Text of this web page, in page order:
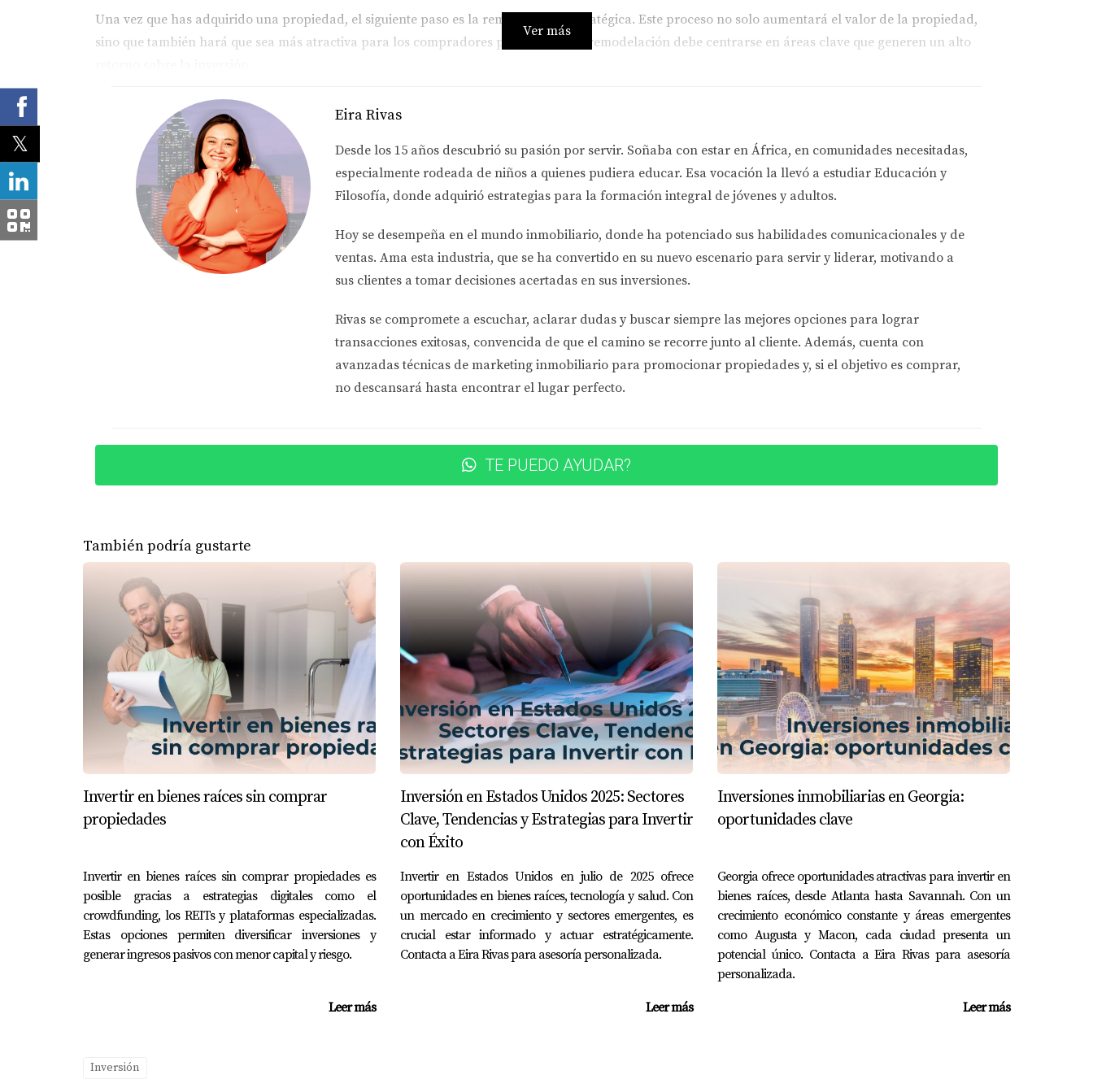
Una vez que has adquirido una propiedad, el siguiente paso es la remodelación estratégica. Este proceso no solo aumentará el valor de la propiedad,
sino que también hará que sea más atractiva para los compradores potenciales. La remodelación debe centrarse en áreas clave que generen un alto
Áreas clave para remodelar
Cocina: Modernizarla puede incrementar significativamente el valor de reventa.
Baños: Mejoras en los baños son altamente valoradas por los compradores.
Pintura y acabados: Una nueva capa de pintura puede transformar un espacio.
Además, es crucial mantener un equilibrio entre costo y beneficio. No todas las remodelaciones ofrecen un retorno igual; por eso, invertir en mejoras
estéticas y funcionales puede ser más rentable que realizar cambios estructurales drásticos.
VENTA EFECTIVA
en el precio final y en el tiempo que tarda en venderse. Aquí es donde entran en juego técnicas de marketing bien pensadas.
Estrategias para una venta exitosa
Fotografía profesional: Imágenes atractivas capturan la atención de los compradores.
Recuerda que “una buena presentación es tan importante como un buen producto”. Asegúrate de resaltar las características únicas de tu propiedad
Para ilustrar estos conceptos, aquí tienes tres casos prácticos que demuestran cómo aplicar estos secretos:
Caso 1: Compra inteligente en un barrio emergente
Imagina a Juan, un joven inversionista que decidió comprar un apartamento en un barrio emergente. Investigó el área y descubrió que había planes
para una nueva línea de metro. Compró la propiedad a un precio razonable y, tras unos meses, el valor se duplicó gracias al desarrollo urbano.
Caso 2: Remodelación estratégica para maximizar ganancias
Ana adquirió una casa antigua con mucho potencial pero necesitaba reformas. Se centró en modernizar la cocina y los baños, invirtiendo sabiamente
en materiales asequibles pero atractivos. Al finalizar las remodelaciones, pudo venderla por un 30% más del precio original.
Caso 3: Venta efectiva con marketing digital
Carlos tenía una propiedad lista para vender pero no sabía cómo atraer compradores. Decidió invertir en fotografía profesional y utilizó redes sociales
para promocionarla. En menos de dos semanas, recibió múltiples ofertas y vendió su casa por encima del precio esperado.
PREGUNTAS FRECUENTES
¿Cuál es el mejor momento para comprar propiedades?
El mejor momento suele ser cuando hay menos competencia en el mercado, generalmente durante temporadas bajas o cuando hay crisis económicas.
Las propiedades multifamiliares o aquellas ubicadas en áreas con alta demanda suelen ofrecer mejores rendimientos.
Existen diversas opciones como hipotecas tradicionales, préstamos personales o incluso socios inversionistas.
Ver más
Eira Rivas
Desde los 15 años descubrió su pasión por servir. Soñaba con estar en África, en comunidades necesitadas,
especialmente rodeada de niños a quienes pudiera educar. Esa vocación la llevó a estudiar Educación y
Filosofía, donde adquirió estrategias para la formación integral de jóvenes y adultos.
Hoy se desempeña en el mundo inmobiliario, donde ha potenciado sus habilidades comunicacionales y de
ventas. Ama esta industria, que se ha convertido en su nuevo escenario para servir y liderar, motivando a
sus clientes a tomar decisiones acertadas en sus inversiones.
Rivas se compromete a escuchar, aclarar dudas y buscar siempre las mejores opciones para lograr
transacciones exitosas, convencida de que el camino se recorre junto al cliente. Además, cuenta con
avanzadas técnicas de marketing inmobiliario para promocionar propiedades y, si el objetivo es comprar,
no descansará hasta encontrar el lugar perfecto.
TE PUEDO AYUDAR?
También podría gustarte
Invertir en bienes raíces sin comprar
propiedades
Invertir en bienes raíces sin comprar propiedades es
posible gracias a estrategias digitales como el
crowdfunding, los REITs y plataformas especializadas.
Estas opciones permiten diversificar inversiones y
generar ingresos pasivos con menor capital y riesgo.
Leer más
Inversión en Estados Unidos 2025: Sectores
Clave, Tendencias y Estrategias para Invertir
con Éxito
Invertir en Estados Unidos en julio de 2025 ofrece
oportunidades en bienes raíces, tecnología y salud. Con
un mercado en crecimiento y sectores emergentes, es
crucial estar informado y actuar estratégicamente.
Contacta a Eira Rivas para asesoría personalizada.
Leer más
Inversiones inmobiliarias en Georgia:
oportunidades clave
Georgia ofrece oportunidades atractivas para invertir en
bienes raíces, desde Atlanta hasta Savannah. Con un
crecimiento económico constante y áreas emergentes
como Augusta y Macon, cada ciudad presenta un
potencial único. Contacta a Eira Rivas para asesoría
personalizada.
Leer más
Inversión